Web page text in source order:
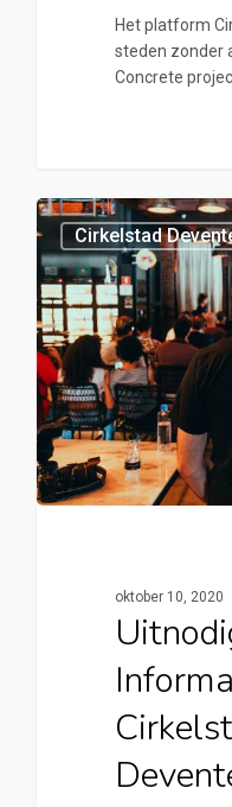
Het platform
steden zonder
Concrete
Cirkelstad
oktober 10, 2020
0